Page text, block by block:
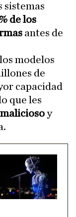
sistemas
de los
antes de
modelos
de
capacidad
que les
y